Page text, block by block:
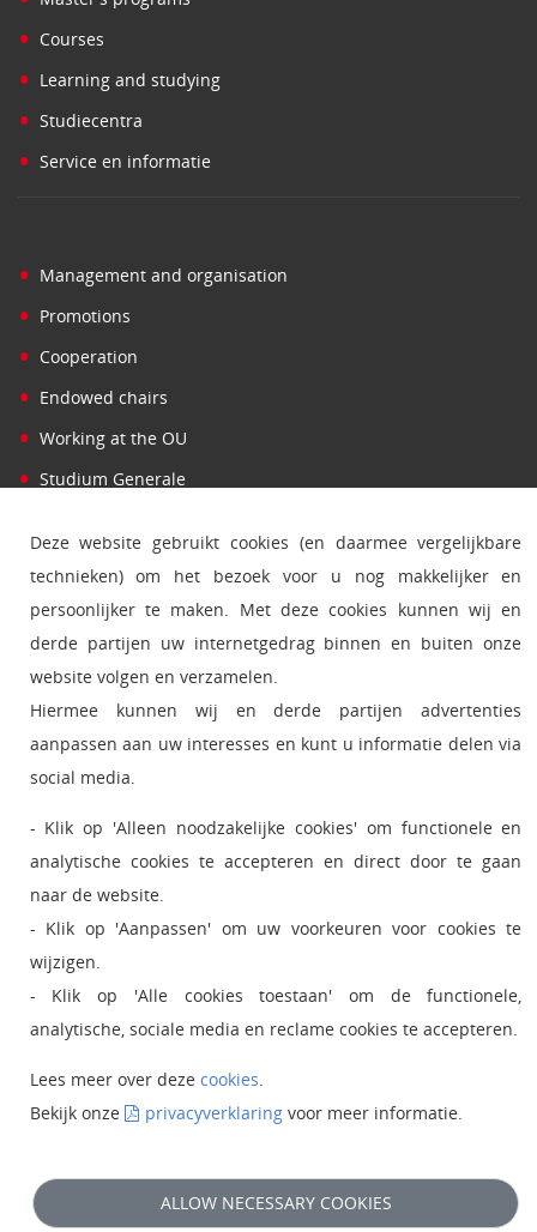
Deze website gebruikt cookies (en daarmee vergelijkbare
technieken) om het bezoek voor u nog makkelijker en
persoonlijker te maken. Met deze cookies kunnen wij en
derde partijen uw internetgedrag binnen en buiten onze
website volgen en verzamelen.
Hiermee kunnen wij en derde partijen advertenties
aanpassen aan uw interesses en kunt u informatie delen via
social media.
- Klik op 'Alleen noodzakelijke cookies' om functionele en
analytische cookies te accepteren en direct door te gaan
naar de website.
- Klik op 'Aanpassen' om uw voorkeuren voor cookies te
wijzigen.
- Klik op 'Alle cookies toestaan' om de functionele,
analytische, sociale media en reclame cookies te accepteren.
Lees meer over deze cookies.
Bekijk onze
privacyverklaringvoor meer informatie.
ALLOW NECESSARY COOKIES
• Courses
• Learning and studying
• Studiecentra
• Service en informatie
• Management and organisation
• Promotions
• Cooperation
• Endowed chairs
• Working at the OU
•Studium Generale
• Find person
• Press
•Contact and addresses
•Ict status and service
•MijnOU
•
© 2024 Open Universiteit |